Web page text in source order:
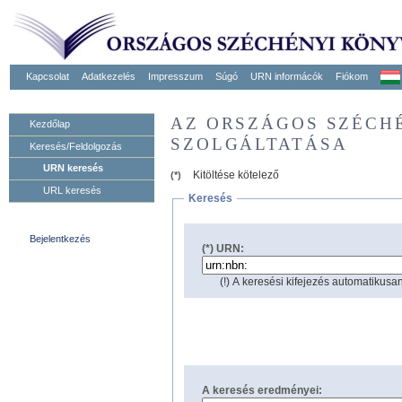
Kapcsolat Adatkezelés Impresszum Súgó URN informácók Fiókom
Kezdőlap
Keresés/Feldolgozás
URN keresés
URL keresés
Bejelentkezés
AZ ORSZÁGOS
SZOLGÁLTATÁSA
(*)
Kitöltése kötelező
Keresés
(*) URN:
(!) A keresési kifejezés
A keresés eredményei: